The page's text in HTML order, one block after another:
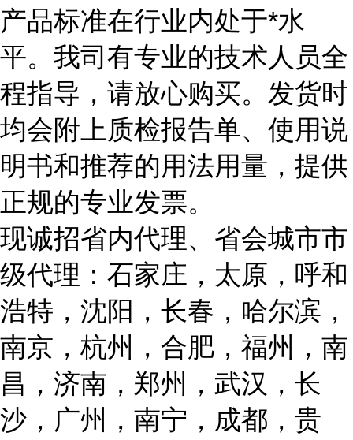
产品标准在行业内处于*水
平。我司有专业的技术人员全
程指导，请放心购买。发货时
均会附上质检报告单、使用说
明书和推荐的用法用量，提供
正规的专业发票。
现诚招省内代理、省会城市市
级代理：石家庄，太原，呼和
浩特，沈阳，长春，哈尔滨，
南京，杭州，合肥，福州，南
昌，济南，郑州，武汉，长
沙，广州，南宁，成都，贵